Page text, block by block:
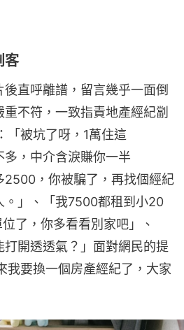
客
直呼離譜，留言幾乎一面倒
不符，一致指責地產經紀劏
「被坑了呀，1萬住這
，中介含淚賺你一半
2500，你被騙了，再找個經紀
。」、「我7500都租到小20
了，你多看看別家吧」、
打開透透氣？」面對網民的提
我要換一個房產經紀了，大家